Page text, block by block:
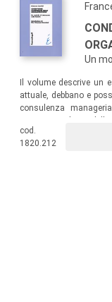
Un
Il volume descrive un
attuale, debbano e
consulenza
apprendimento e
Banche di Credito
cod.
1820.212